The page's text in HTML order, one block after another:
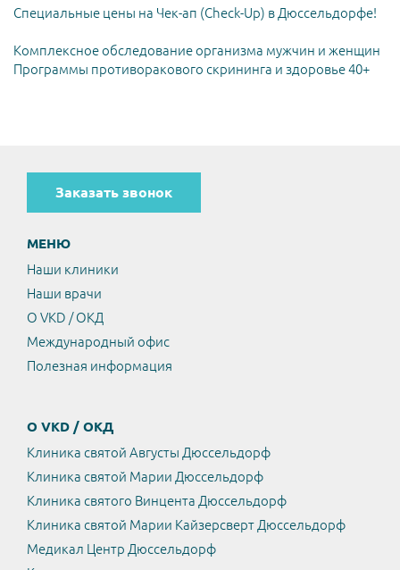
Специальные цены на Чек-ап (Check-Up) в Дюссельдорфе!
Комплексное обследование организма мужчин и женщин
Программы противоракового скрининга и здоровье 40+
Заказать звонок
МЕНЮ
Наши клиники
Наши врачи
О VKD / ОКД
Международный офис
Полезная информация
О VKD / ОКД
Клиника святой Августы Дюссельдорф
Клиника святой Марии Дюссельдорф
Клиника святого Винцента Дюссельдорф
Клиника святой Марии Кайзерсверт Дюссельдорф
Медикал Центр Дюссельдорф